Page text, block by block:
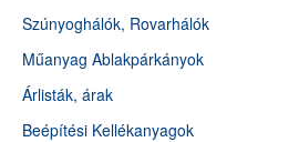
Szúnyoghálók, Rovarhálók
Műanyag Ablakpárkányok
Árlisták, árak
Beépítési Kellékanyagok